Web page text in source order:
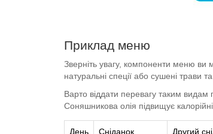
Приклад меню
Зверніть увагу, компоненти меню ви
натуральні спеції або сушені трави та
Варто віддати перевагу таким видам
Соняшникова олія підвищує
День Сніданок Другий